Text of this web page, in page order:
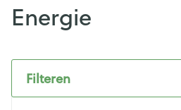
Energie
Filteren